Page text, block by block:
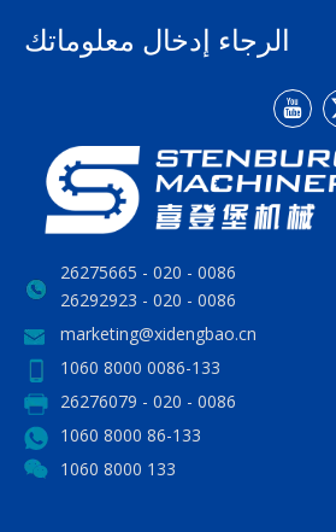
الرجاء إدخال معلوماتك
0086 - 020 - 26275665
0086 - 020 - 26292923
marketing@xidengbao.cn
0086-133 8000 1060
0086 - 020 - 26276079
86-133 8000 1060
133 8000 1060